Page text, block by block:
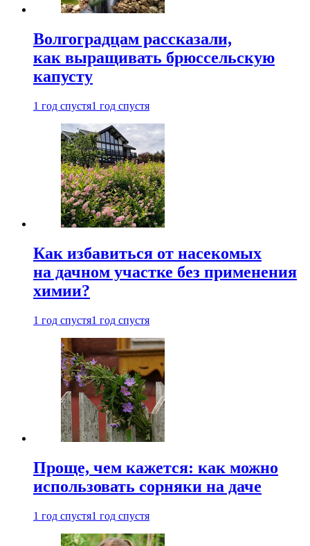
Волгоградцам рассказали,
как выращивать брюссельскую
капусту
1 год спустя1 год спустя
Как избавиться от насекомых
на дачном участке без применения
химии?
1 год спустя1 год спустя
Проще, чем кажется: как можно
использовать сорняки на даче
1 год спустя1 год спустя